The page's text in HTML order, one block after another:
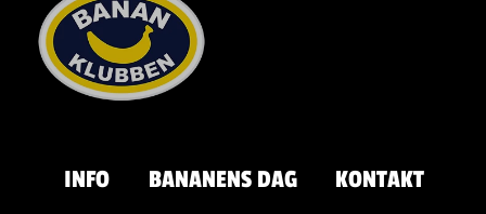
INFO BANANENS DAG KONTAKT